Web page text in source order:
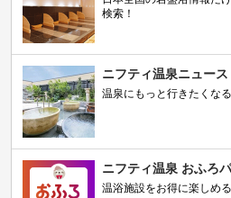
検索！
ニフティ温泉ニュース
温泉にもっと行きたくな
ニフティ温泉 おふろ
温浴施設をお得に楽しめ